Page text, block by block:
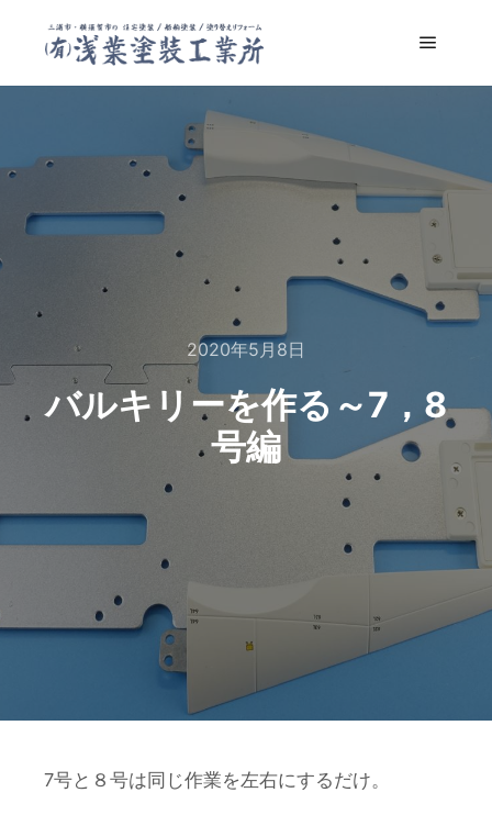
2020年5月8日
バルキリーを作る～7，8
号編
7号と８号は同じ作業を左右にするだけ。